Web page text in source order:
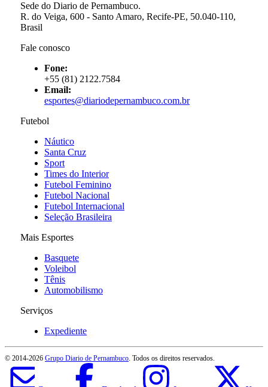
Sede do Diario de Pernambuco.
R. do Veiga, 600 - Santo Amaro, Recife-PE, 50.040-110,
Brasil
Fale conosco
Fone:
+55 (81) 2122.7584
Email:
esportes@diariodepernambuco.com.br
Futebol
Náutico
Santa Cruz
Sport
Times do Interior
Futebol Feminino
Futebol Nacional
Futebol Internacional
Seleção Brasileira
Mais Esportes
Basquete
Voleibol
Tênis
Automobilismo
Serviços
Expediente
© 2014-2026 Grupo Diario de Pernambuco. Todos os direitos reservados.